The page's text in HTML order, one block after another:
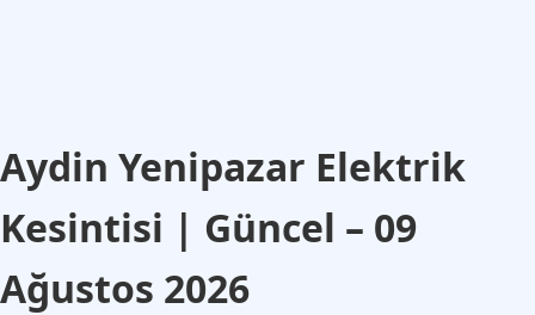
Aydin Yenipazar Elektrik
Kesintisi | Güncel – 09
Ağustos 2026